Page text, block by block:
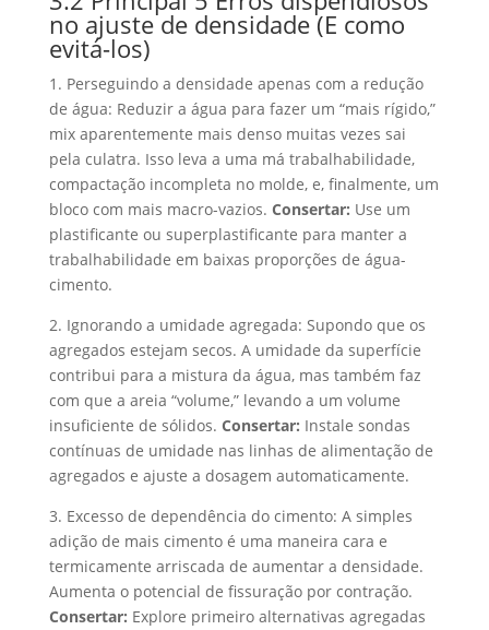
no ajuste de densidade (E como
evitá-los)
1. Perseguindo a densidade apenas com a redução
de água: Reduzir a água para fazer um “mais rígido,”
mix aparentemente mais denso muitas vezes sai
pela culatra. Isso leva a uma má trabalhabilidade,
compactação incompleta no molde, e, finalmente, um
bloco com mais macro-vazios. Consertar: Use um
plastificante ou superplastificante para manter a
trabalhabilidade em baixas proporções de água-
cimento.
2. Ignorando a umidade agregada: Supondo que os
agregados estejam secos. A umidade da superfície
contribui para a mistura da água, mas também faz
com que a areia “volume,” levando a um volume
insuficiente de sólidos. Consertar: Instale sondas
contínuas de umidade nas linhas de alimentação de
agregados e ajuste a dosagem automaticamente.
3. Excesso de dependência do cimento: A simples
adição de mais cimento é uma maneira cara e
termicamente arriscada de aumentar a densidade.
Aumenta o potencial de fissuração por contração.
Consertar: Explore primeiro alternativas agregadas